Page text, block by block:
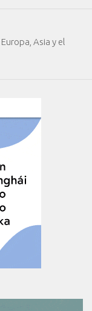
Asia y el